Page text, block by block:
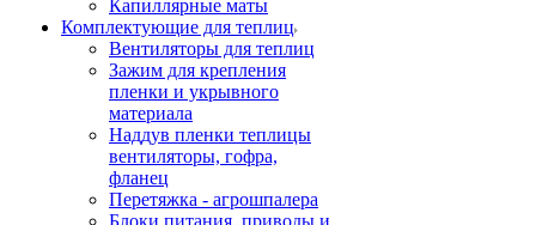
Капиллярные маты
Комплектующие для теплиц
Вентиляторы для теплиц
Зажим для крепления
пленки и укрывного
материала
Наддув пленки теплицы
вентиляторы, гофра,
фланец
Перетяжка - агрошпалера
Блоки питания, приводы и